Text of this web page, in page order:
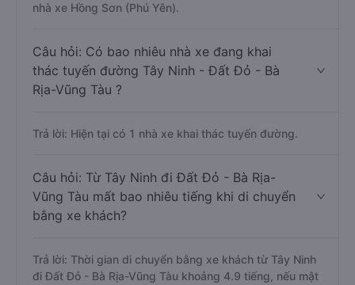
nhà xe Hồng Sơn (Phú Yên).
Câu hỏi: Có bao nhiêu nhà xe đang khai
thác tuyến đường Tây Ninh - Đất Đỏ - Bà
Rịa-Vũng Tàu ?
Trả lời: Hiện tại có 1 nhà xe khai thác tuyến đường.
Câu hỏi: Từ Tây Ninh đi Đất Đỏ - Bà Rịa-
Vũng Tàu mất bao nhiêu tiếng khi di chuyển
bằng xe khách?
Trả lời: Thời gian di chuyển bằng xe khách từ Tây Ninh
đi Đất Đỏ - Bà Rịa-Vũng Tàu khoảng 4.9 tiếng, nếu mật